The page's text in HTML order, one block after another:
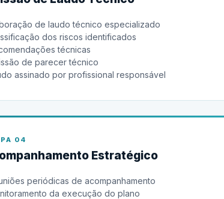
de laudo técnico especializado
dos riscos identificados
técnicas
de parecer técnico
assinado por profissional responsável
04
Estratégico
periódicas de acompanhamento
da execução do plano